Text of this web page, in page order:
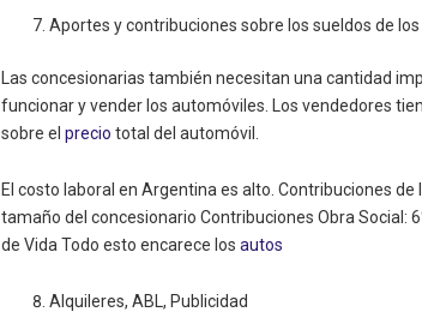
Aportes y contribuciones sobre los sueldos de los
Las concesionarias también necesitan una cantidad
funcionar y vender los automóviles. Los vendedores
sobre el precio total del automóvil.
El costo laboral en Argentina es alto. Contribuciones de
tamaño del concesionario Contribuciones Obra Social:
de Vida Todo esto encarece los autos
Alquileres, ABL, Publicidad